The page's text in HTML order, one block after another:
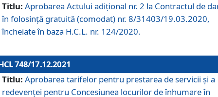
Titlu: Aprobarea Actului adițional nr. 2 la Contractul de
în folosință gratuită (comodat) nr. 8/31403/19.03.2020,
încheiate în baza H.C.L. nr. 124/2020.
748/17.12.2021
Titlu: Aprobarea tarifelor pentru prestarea de servicii şi a
redevenţei pentru Concesiunea locurilor de înhumare în